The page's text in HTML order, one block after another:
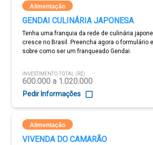
Alimentação
GENDAI CULINÁRIA JAPONESA
Tenha uma franquia da rede de culinária
cresce no Brasil. Preencha agora o formulário
sobre como ser um franqueado Gendai.
INVESTIMENTO TOTAL (R$)
600.000 a 1.020.000
Pedir Informações
Alimentação
VIVENDA DO CAMARÃO